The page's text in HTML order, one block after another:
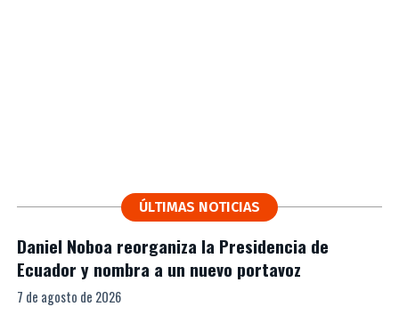
ÚLTIMAS NOTICIAS
Daniel Noboa reorganiza la Presidencia de
Ecuador y nombra a un nuevo portavoz
7 de agosto de 2026